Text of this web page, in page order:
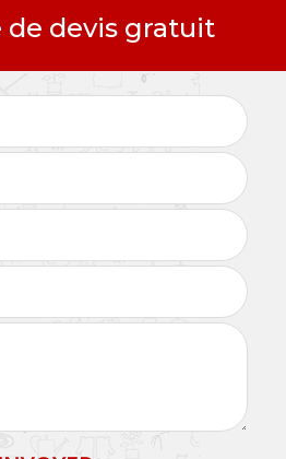
de devis gratuit